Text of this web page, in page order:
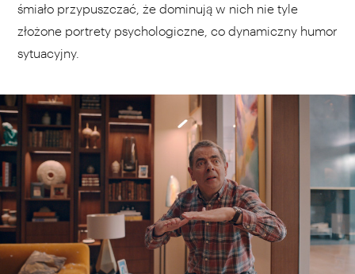
śmiało przypuszczać, że dominują w nich nie tyle
złożone portrety psychologiczne, co dynamiczny humor
sytuacyjny.